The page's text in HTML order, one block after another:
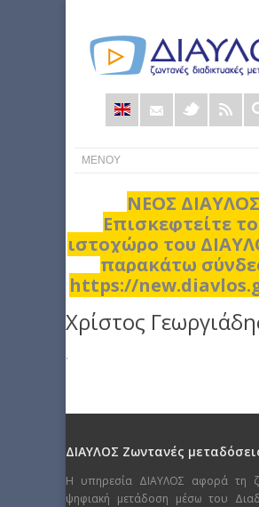
ΝΕΟΣ
Επισκεφτείτε
ιστοχώρο του
παρακάτω
https://
Χρίστος
.
ΔΙΑΥΛΟΣ Ζωντανές
Η υπηρεσία ΔΙΑΥΛΟΣ αφορά τη
ψηφιακή μετάδοση μέσω του